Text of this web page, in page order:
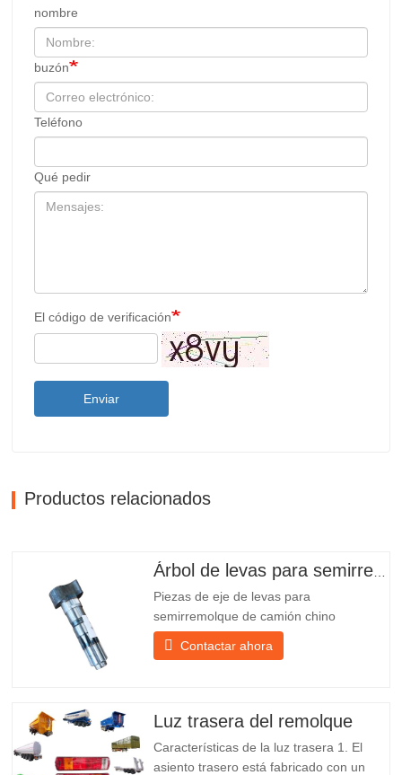
nombre
buzón
Teléfono
Qué pedir
El código de verificación
Enviar
Productos relacionados
Piezas de eje de levas para
semirremolque de camión chino
PO218971, muy vendidas Presupuesto
Producto Repuestos para remolques
nosotros Chengda Group es un
fabricante chino de semirremolques con
su propia...
Contactar ahora
Luz trasera del remolque
Características de la luz trasera 1. El
asiento trasero está fabricado con un